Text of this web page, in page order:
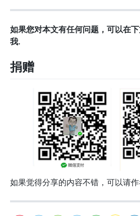
如果您对本文有任何问题，可以在
我.
捐赠
如果觉得分享的内容不错，可以请